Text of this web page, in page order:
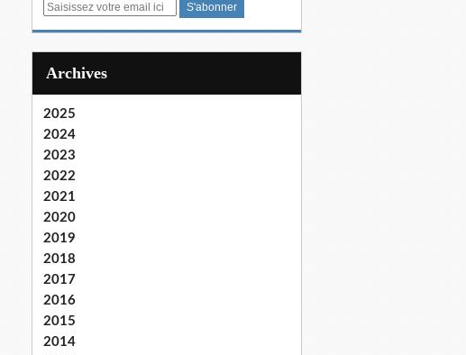
E
Archives
2025
2024
2023
2022
2021
2020
2019
2018
2017
2016
2015
2014